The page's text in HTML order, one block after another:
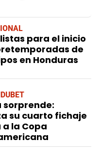
para el inicio
de
en Honduras
sorprende:
su cuarto fichaje
la Copa